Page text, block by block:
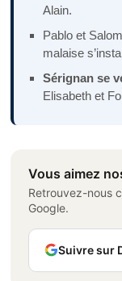
Alain.
Pablo et
malaise
Sérignan se
Elisabeth et
Vous aimez
Retrouvez-nous
Google.
Suivre sur